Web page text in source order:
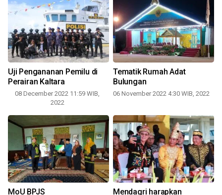
Uji Pengananan Pemilu di
Perairan Kaltara
08 December 2022 11:59 WIB,
2022
Tematik Rumah Adat
Bulungan
06 November 2022 4:30 WIB, 2022
MoU BPJS
Mendagri harapkan